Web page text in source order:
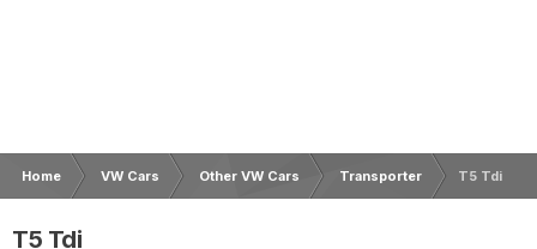
Home VW Cars Other VW Cars Transporter Τ5 Tdi
Τ5 Tdi